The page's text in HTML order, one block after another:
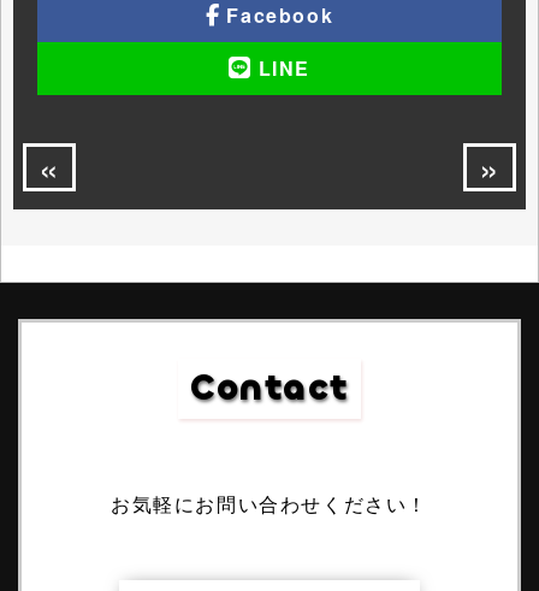
Facebook
LINE
« »
Contact
お気軽にお問い合わせください！